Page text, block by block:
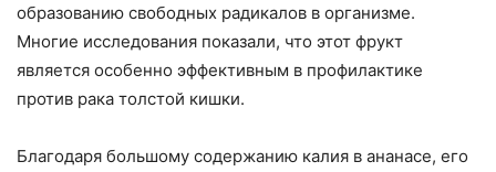
образованию свободных радикалов в организме.
Многие исследования показали, что этот фрукт
является особенно эффективным в профилактике
против рака толстой кишки.
Благодаря большому содержанию калия в ананасе, его